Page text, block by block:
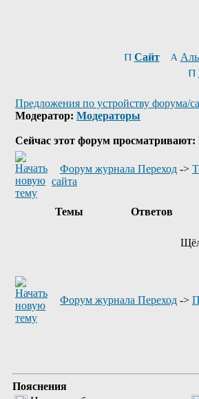
Сайт
Предложения по устройству форума/
Модератор: Модераторы
Сейчас этот форум просматривают:
Форум журнала Переход ->
сайта
Темы Ответов
Форум журнала Переход ->
Пояснения